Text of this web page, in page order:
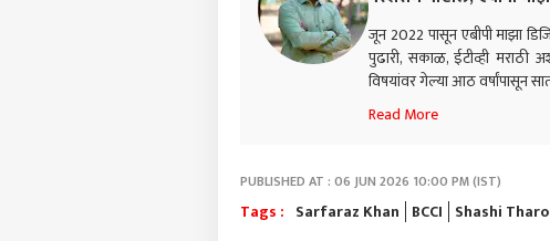
जून 2022 पासून एबीपी माझा
पुढारी, सकाळ, ईटीव्ही
विषयांवर गेल्या आठ वर्षांपासून
Read More
PUBLISHED AT : 06 JUN 2026 10:00 PM (IST)
Tags : Sarfaraz Khan BCCI Shashi
LOGIN
महिला